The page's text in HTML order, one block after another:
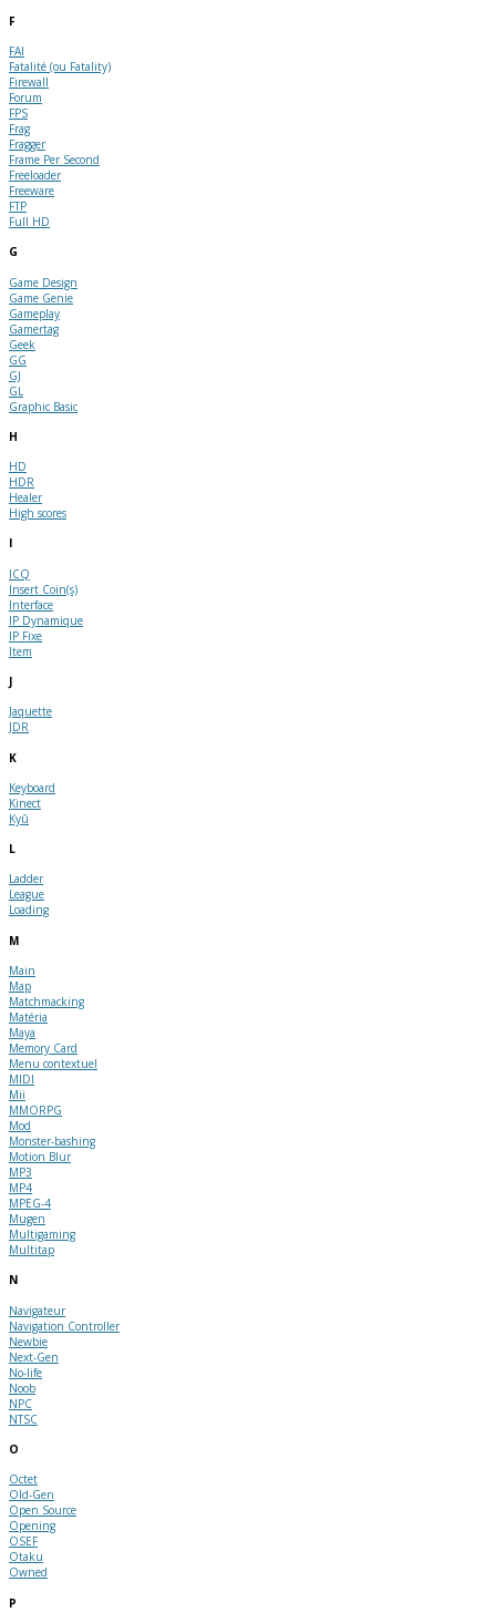
F
FAI
Fatalité (ou Fatality)
Firewall
Forum
FPS
Frag
Fragger
Frame Per Second
Freeloader
Freeware
FTP
Full HD
G
Game Design
Game Genie
Gameplay
Gamertag
Geek
GG
GJ
GL
Graphic Basic
H
HD
HDR
Healer
High scores
I
ICQ
Insert Coin(s)
Interface
IP Dynamique
IP Fixe
Item
J
Jaquette
JDR
K
Keyboard
Kinect
Kyû
L
Ladder
League
Loading
M
Main
Map
Matchmacking
Matéria
Maya
Memory Card
Menu contextuel
MIDI
Mii
MMORPG
Mod
Monster-bashing
Motion Blur
MP3
MP4
MPEG-4
Mugen
Multigaming
Multitap
N
Navigateur
Navigation Controller
Newbie
Next-Gen
No-life
Noob
NPC
NTSC
O
Octet
Old-Gen
Open Source
Opening
OSEF
Otaku
Owned
P